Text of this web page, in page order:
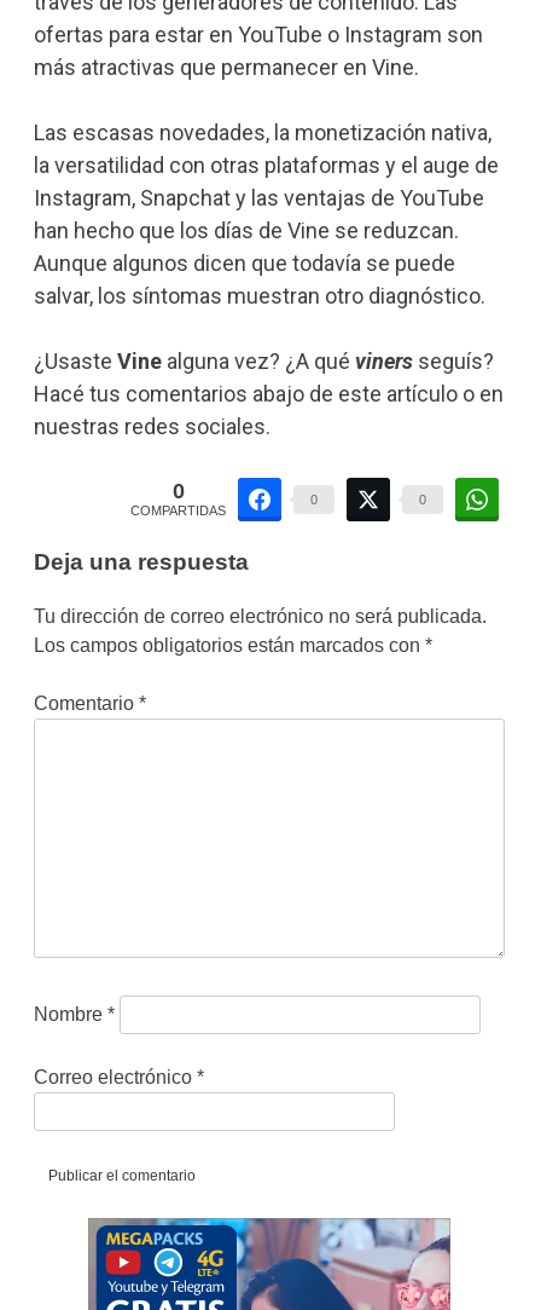
ofertas para estar en YouTube o Instagram son
más atractivas que permanecer en Vine.
Las escasas novedades, la monetización nativa,
la versatilidad con otras plataformas y el auge de
Instagram, Snapchat y las ventajas de YouTube
han hecho que los días de Vine se reduzcan.
Aunque algunos dicen que todavía se puede
salvar, los síntomas muestran otro diagnóstico.
¿Usaste Vinealguna vez? ¿A qué vinersseguís?
Hacé tus comentarios abajo de este artículo o en
nuestras redes sociales.
0
COMPARTIDAS
0 0
Deja una respuesta
Tu dirección de correo electrónico no será publicada.
Los campos obligatorios están marcados con *
Comentario *
Nombre *
Correo electrónico *